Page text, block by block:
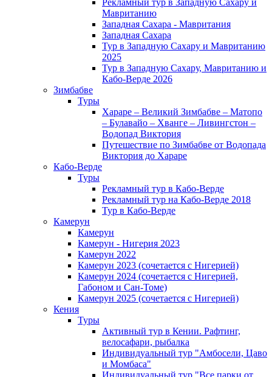
Рекламный тур в Западную Сахару и
Мавританию
Западная Сахара - Мавритания
Западная Сахара
Тур в Западную Сахару и Мавританию
2025
Тур в Западную Сахару, Мавританию и
Кабо-Верде 2026
Зимбабве
Туры
Хараре – Великий Зимбабве – Матопо
– Булавайо – Хванге – Ливингстон –
Водопад Виктория
Путешествие по Зимбабве от Водопада
Виктория до Хараре
Кабо-Верде
Туры
Рекламный тур в Кабо-Верде
Рекламный тур на Кабо-Верде 2018
Тур в Кабо-Верде
Камерун
Камерун
Камерун - Нигерия 2023
Камерун 2022
Камерун 2023 (сочетается с Нигерией)
Камерун 2024 (сочетается с Нигерией,
Габоном и Сан-Томе)
Камерун 2025 (сочетается с Нигерией)
Кения
Туры
Активный тур в Кении. Рафтинг,
велосафари, рыбалка
Индивидуальный тур "Амбосели, Цаво
и Момбаса"
Индивидуальный тур "Все парки от